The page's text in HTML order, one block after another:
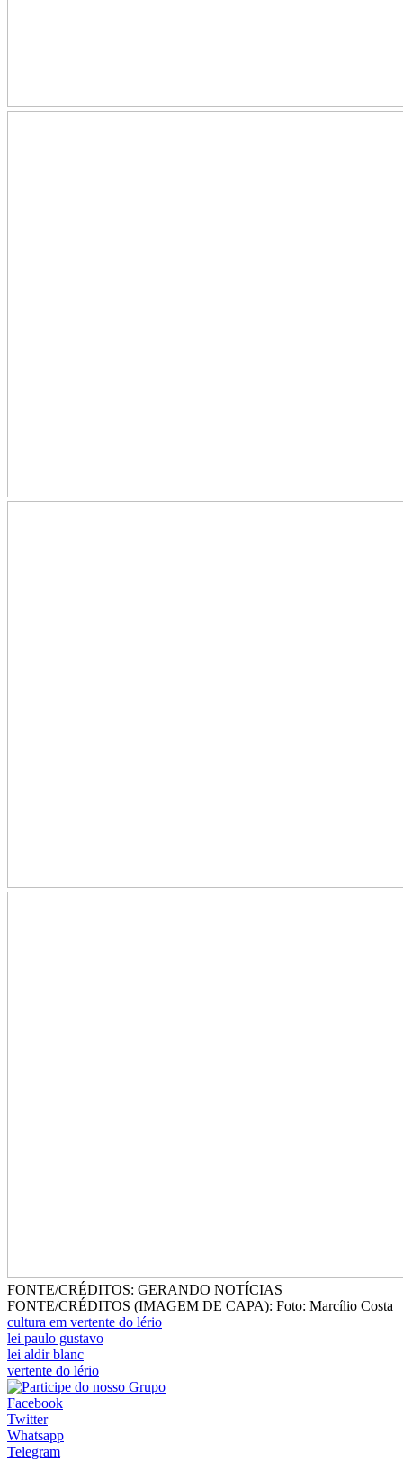
FONTE/CRÉDITOS: GERANDO NOTÍCIAS
FONTE/CRÉDITOS (IMAGEM DE CAPA): Foto: Marcílio Costa
cultura em vertente do lério
lei paulo gustavo
lei aldir blanc
vertente do lério
Facebook
Twitter
Whatsapp
Telegram